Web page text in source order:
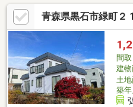
しているので車の出し入れもラ
たい物も、大容量の納戸なら収納
が、その分設備は充実しています
青森県黒石市緑町２
間取
建
土
築年